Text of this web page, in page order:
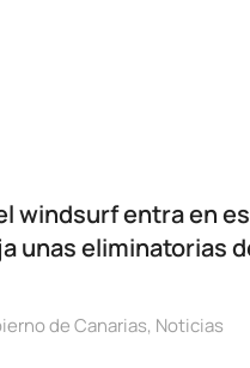
windsurf entra en
unas eliminatorias
de Canarias, Noticias